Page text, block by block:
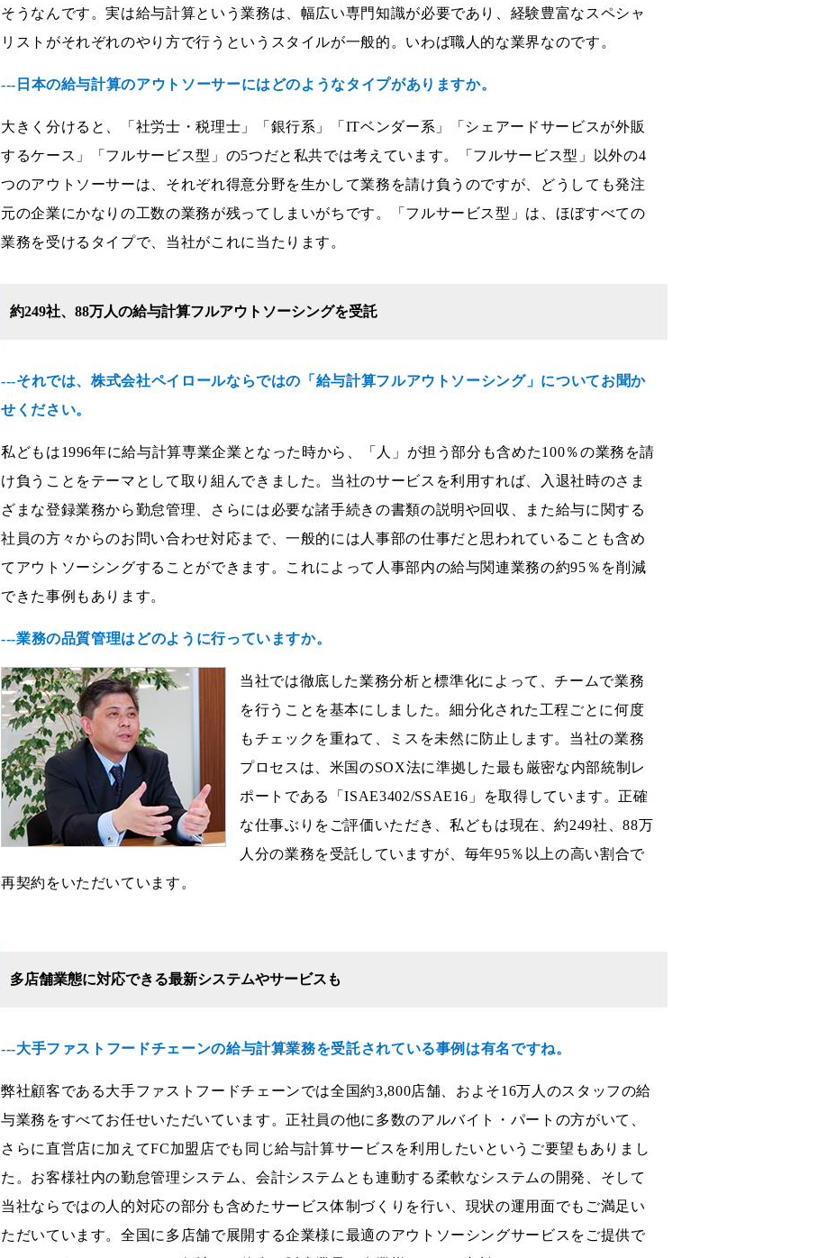
そうなんです。実は給与計算という業務は、幅広い専門知識が必要であり、経験豊富なスペシャ
リストがそれぞれのやり方で行うというスタイルが一般的。いわば職人的な業界なのです。
---日本の給与計算のアウトソーサーにはどのようなタイプがありますか。
大きく分けると、「社労士・税理士」「銀行系」「ITベンダー系」「シェアードサービスが外販
するケース」「フルサービス型」の5つだと私共では考えています。「フルサービス型」以外の4
つのアウトソーサーは、それぞれ得意分野を生かして業務を請け負うのですが、どうしても発注
元の企業にかなりの工数の業務が残ってしまいがちです。「フルサービス型」は、ほぼすべての
業務を受けるタイプで、当社がこれに当たります。
約249社、88万人の給与計算フルアウトソーシングを受託
---それでは、株式会社ペイロールならではの「給与計算フルアウトソーシング」についてお聞か
せください。
私どもは1996年に給与計算専業企業となった時から、「人」が担う部分も含めた100％の業務を請
け負うことをテーマとして取り組んできました。当社のサービスを利用すれば、入退社時のさま
ざまな登録業務から勤怠管理、さらには必要な諸手続きの書類の説明や回収、また給与に関する
社員の方々からのお問い合わせ対応まで、一般的には人事部の仕事だと思われていることも含め
てアウトソーシングすることができます。これによって人事部内の給与関連業務の約95％を削減
できた事例もあります。
---業務の品質管理はどのように行っていますか。
当社では徹底した業務分析と標準化によって、チームで業務
を行うことを基本にしました。細分化された工程ごとに何度
もチェックを重ねて、ミスを未然に防止します。当社の業務
プロセスは、米国のSOX法に準拠した最も厳密な内部統制レ
ポートである「ISAE3402/SSAE16」を取得しています。正確
な仕事ぶりをご評価いただき、私どもは現在、約249社、88万
人分の業務を受託していますが、毎年95％以上の高い割合で
再契約をいただいています。
多店舗業態に対応できる最新システムやサービスも
---大手ファストフードチェーンの給与計算業務を受託されている事例は有名ですね。
弊社顧客である大手ファストフードチェーンでは全国約3,800店舗、およそ16万人のスタッフの給
与業務をすべてお任せいただいています。正社員の他に多数のアルバイト・パートの方がいて、
さらに直営店に加えてFC加盟店でも同じ給与計算サービスを利用したいというご要望もありまし
た。お客様社内の勤怠管理システム、会計システムとも連動する柔軟なシステムの開発、そして
当社ならではの人的対応の部分も含めたサービス体制づくりを行い、現状の運用面でもご満足い
ただいています。全国に多店舗で展開する企業様に最適のアウトソーシングサービスをご提供で